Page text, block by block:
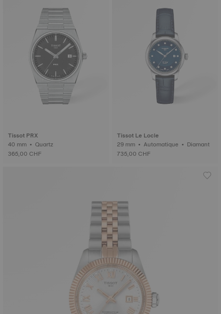
Tissot PRX
40 mm • Quartz
365,00 CHF
Tissot Le Locle
29 mm • Automatique • Diamant
735,00 CHF